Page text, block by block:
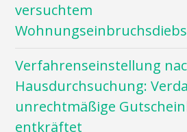
versuchtem
Verfahrenseinstellung
Hausdurchsuchung:
unrechtmäßige
entkräftet